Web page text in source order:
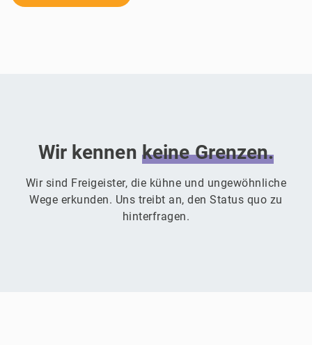
Wir kennen keine Grenzen.
Wir sind Freigeister, die kühne und ungewöhnliche
Wege erkunden. Uns treibt an, den Status quo zu
hinterfragen.